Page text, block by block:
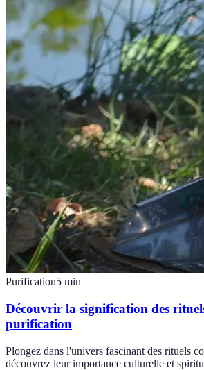
Purification5 min
Découvrir la signification des
purification
Plongez dans l'univers fascinant des rituels
découvrez leur importance culturelle et